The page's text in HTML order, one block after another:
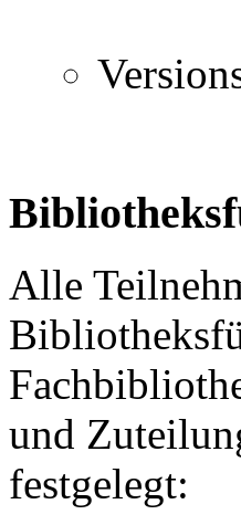
Alle
und
festgelegt: